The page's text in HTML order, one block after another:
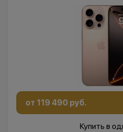
от 119 490 руб.
Купить в